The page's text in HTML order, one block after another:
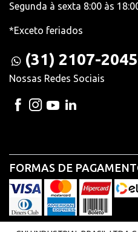
Segunda à sexta 8:00 às
*Exceto feriados
(31) 2107-2045
Nossas Redes Sociais
FORMAS DE